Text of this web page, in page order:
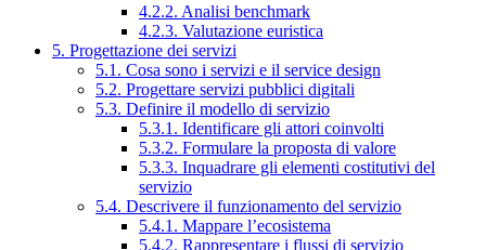
4.2.2. Analisi benchmark
4.2.3. Valutazione euristica
5. Progettazione dei servizi
5.1. Cosa sono i servizi e il service design
5.2. Progettare servizi pubblici digitali
5.3. Definire il modello di servizio
5.3.1. Identificare gli attori coinvolti
5.3.2. Formulare la proposta di valore
5.3.3. Inquadrare gli elementi costitutivi del
servizio
5.4. Descrivere il funzionamento del servizio
5.4.1. Mappare l’ecosistema
5.4.2. Rappresentare i flussi di servizio